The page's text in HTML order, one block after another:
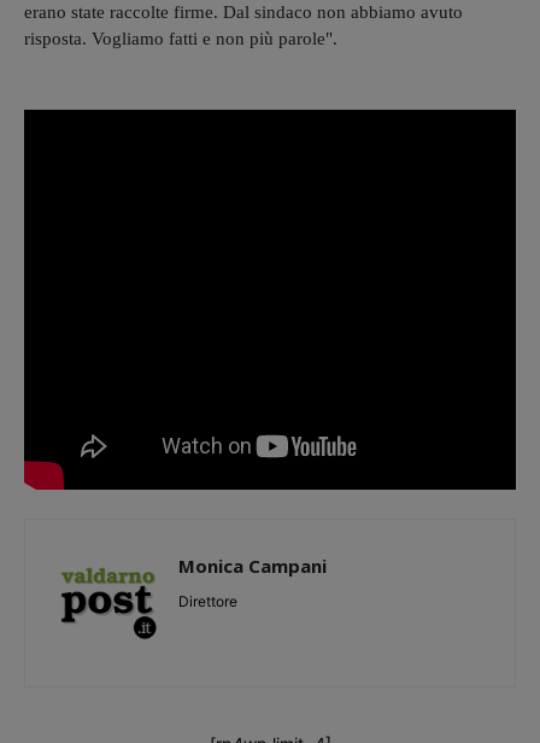
erano state raccolte firme. Dal sindaco non abbiamo avuto
risposta. Vogliamo fatti e non più parole".
Monica Campani
Direttore